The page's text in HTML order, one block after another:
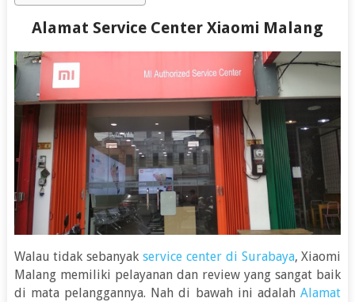
Alamat Service Center Xiaomi Malang
Walau tidak sebanyakservice center di Surabaya, Xiaomi
Malang memiliki pelayanan dan review yang sangat baik
di mata pelanggannya. Nah di bawah ini adalahAlamat